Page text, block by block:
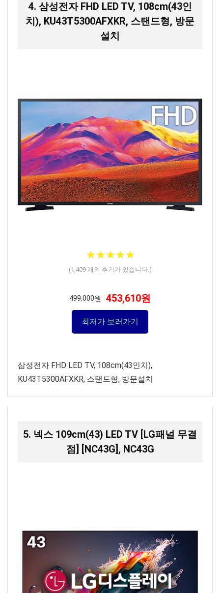
4. 삼성전자 FHD LED TV, 108cm(43인
치), KU43T5300AFXKR, 스탠드형, 방문
설치
★★★★★
★★★★★
(1,409개의 후기가 있습니다.)
499,000원 453,610원
최저가 보러가기
삼성전자 FHD LED TV, 108cm(43인치),
KU43T5300AFXKR, 스탠드형, 방문설치
5. 넥스 109cm(43) LED TV [LG패널 무결
점] [NC43G], NC43G